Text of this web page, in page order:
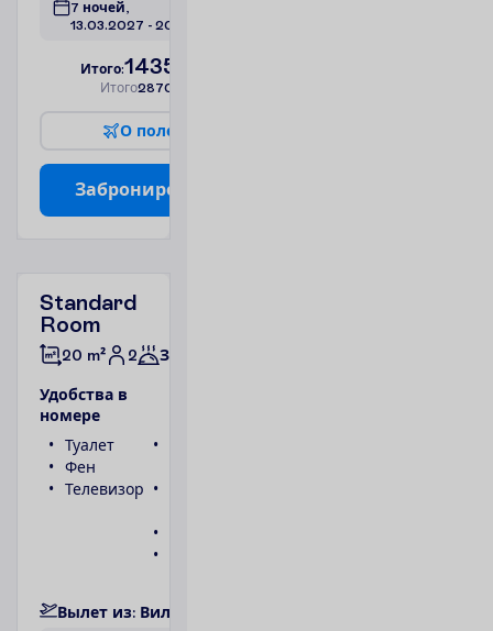
7 ночей,
13.03.2027 - 20.03.2027
Итого:1435.00
Итого2870.00
О поле
Заброниро
Standard
Room
20 m² 2 Завтраки
Удобства в
номере
Туалет
Фен
Телевизор
Вылет из: Вил